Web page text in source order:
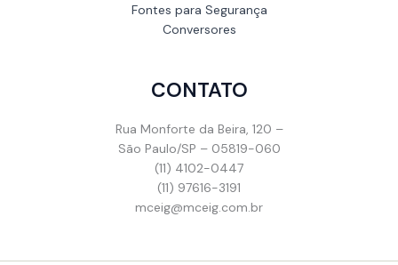
Fontes para Segurança
Conversores
CONTATO
Rua Monforte da Beira, 120 –
São Paulo/SP – 05819-060
(11) 4102-0447
(11) 97616-3191
mceig@mceig.com.br